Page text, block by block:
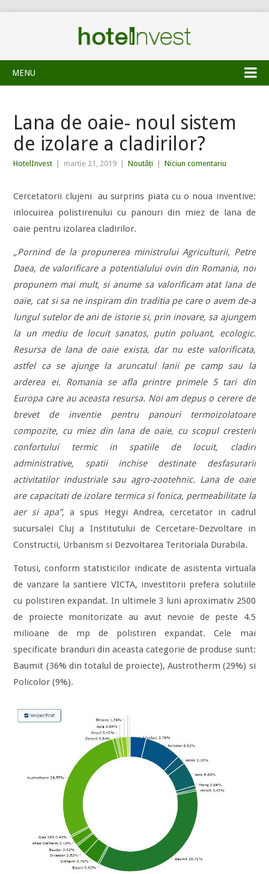
MENU
Lana de oaie- noul sistem
de izolare a cladirilor?
HotelInvest martie 21, 2019 Noutăți Niciun comentariu
Cercetatorii clujeni au surprins piata cu o noua inventive:
inlocuirea polistirenului cu panouri din miez de lana de
oaie pentru izolarea cladirilor.
„Pornind de la propunerea ministrului Agriculturii, Petre
Daea, de valorificare a potentialului ovin din Romania, noi
propunem mai mult, si anume sa valorificam atat lana de
oaie, cat si sa ne inspiram din traditia pe care o avem de-a
lungul sutelor de ani de istorie si, prin inovare, sa ajungem
la un mediu de locuit sanatos, putin poluant, ecologic.
Resursa de lana de oaie exista, dar nu este valorificata,
astfel ca se ajunge la aruncatul lanii pe camp sau la
arderea ei. Romania se afla printre primele 5 tari din
Europa care au aceasta resursa. Noi am depus o cerere de
brevet de inventie pentru panouri termoizolatoare
compozite, cu miez din lana de oaie, cu scopul cresterii
confortului termic in spatiile de locuit, cladiri
administrative, spatii inchise destinate desfasurarii
activitatilor industriale sau agro-zootehnic. Lana de oaie
are capacitati de izolare termica si fonica, permeabilitate la
aer si apa”, a spus Hegyi Andrea, cercetator in cadrul
sucursalei Cluj a Institutului de Cercetare-Dezvoltare in
Constructii, Urbanism si Dezvoltarea Teritoriala Durabila.
Totusi, conform statisticilor indicate de asistenta virtuala
de vanzare la santiere VICTA, investitorii prefera solutiile
cu polistiren expandat. In ultimele 3 luni aproximativ 2500
de proiecte monitorizate au avut nevoie de peste 4.5
milioane de mp de polistiren expandat. Cele mai
specificate branduri din aceasta categorie de produse sunt:
Baumit (36% din totalul de proiecte), Austrotherm (29%) si
Policolor (9%).